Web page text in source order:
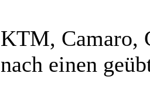
KTM, Camaro,
nach einen